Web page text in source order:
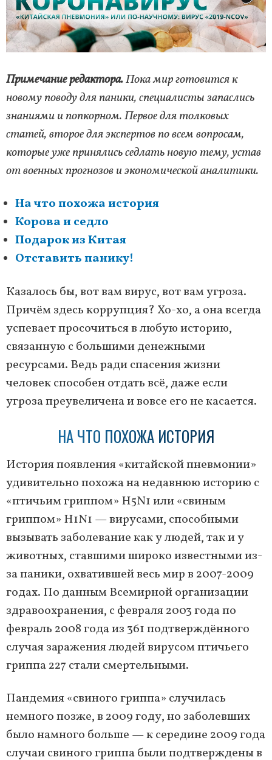
Примечание редактора.Пока мир готовится к
новому поводу для паники, специалисты запаслись
знаниями и попкорном. Первое для толковых
статей, второе для экспертов по всем вопросам,
которые уже принялись седлать новую тему, устав
от военных прогнозов и экономической аналитики.
На что похожа история
Корова и седло
Подарок из Китая
Отставить панику!
Казалось бы, вот вам вирус, вот вам угроза.
Причём здесь коррупция? Хо-хо, а она всегда
успевает просочиться в любую историю,
связанную с большими денежными
ресурсами. Ведь ради спасения жизни
человек способен отдать всё, даже если
угроза преувеличена и вовсе его не касается.
НА ЧТО ПОХОЖА ИСТОРИЯ
История появления «китайской пневмонии»
удивительно похожа на недавнюю историю с
«птичьим гриппом» H5N1 или «свиным
гриппом» Н1N1 — вирусами, способными
вызывать заболевание как у людей, так и у
животных, ставшими широко известными из-
за паники, охватившей весь мир в 2007-2009
годах. По данным Всемирной организации
здравоохранения, с февраля 2003 года по
февраль 2008 года из 361 подтверждённого
случая заражения людей вирусом птичьего
гриппа 227 стали смертельными.
Пандемия «свиного гриппа» случилась
немного позже, в 2009 году, но заболевших
было намного больше — к середине 2009 года
случаи свиного гриппа были подтверждены в